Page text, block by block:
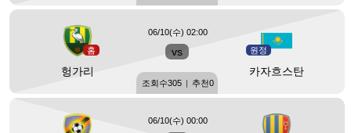
홈
헝가리
vs 원정
카자흐스탄
06/10(수) 02:00
조회수305 | 추천0
06/10(수) 00:00